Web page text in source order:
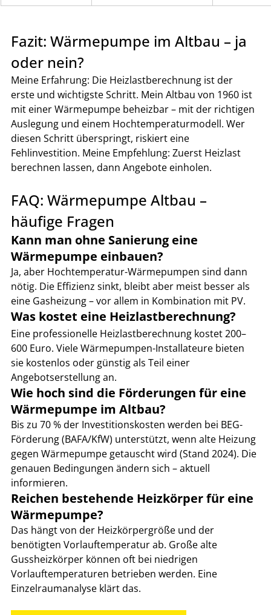
Fazit: Wärmepumpe im Altbau – ja
oder nein?
Meine Erfahrung: Die Heizlastberechnung ist der
erste und wichtigste Schritt. Mein Altbau von 1960 ist
mit einer Wärmepumpe beheizbar – mit der richtigen
Auslegung und einem Hochtemperaturmodell. Wer
diesen Schritt überspringt, riskiert eine
Fehlinvestition. Meine Empfehlung: Zuerst Heizlast
berechnen lassen, dann Angebote einholen.
FAQ: Wärmepumpe Altbau –
häufige Fragen
Kann man ohne Sanierung eine
Wärmepumpe einbauen?
Ja, aber Hochtemperatur-Wärmepumpen sind dann
nötig. Die Effizienz sinkt, bleibt aber meist besser als
eine Gasheizung – vor allem in Kombination mit PV.
Was kostet eine Heizlastberechnung?
Eine professionelle Heizlastberechnung kostet 200–
600 Euro. Viele Wärmepumpen-Installateure bieten
sie kostenlos oder günstig als Teil einer
Angebotserstellung an.
Wie hoch sind die Förderungen für eine
Wärmepumpe im Altbau?
Bis zu 70 % der Investitionskosten werden bei BEG-
Förderung (BAFA/KfW) unterstützt, wenn alte Heizung
gegen Wärmepumpe getauscht wird (Stand 2024). Die
genauen Bedingungen ändern sich – aktuell
informieren.
Reichen bestehende Heizkörper für eine
Wärmepumpe?
Das hängt von der Heizkörpergröße und der
benötigten Vorlauftemperatur ab. Große alte
Gussheizkörper können oft bei niedrigen
Vorlauftemperaturen betrieben werden. Eine
Einzelraumanalyse klärt das.